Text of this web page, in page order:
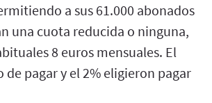
a sus 61.000 abonados
una cuota reducida o ninguna,
8 euros mensuales. El
de pagar y el 2% eligieron pagar